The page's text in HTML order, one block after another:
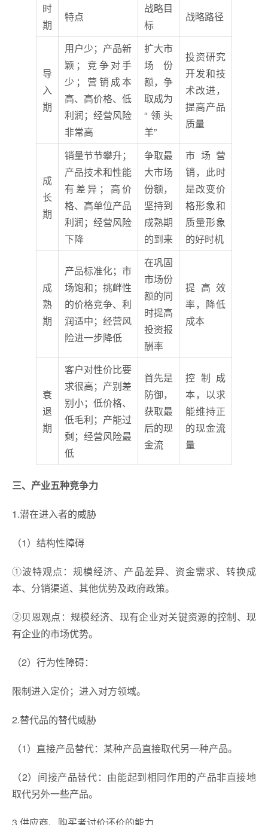
时
期
特点
战略目
标
战略路径
导
入
期
用户少；产品新
颖；竞争对手
少；营销成本
高、高价格、低
利润；经营风险
非常高
扩大市
场份
额，争
取成为
“领头
羊”
投资研究
开发和技
术改进，
提高产品
质量
成
长
期
销量节节攀升；
产品技术和性能
有差异；高价
格、高单位产品
利润；经营风险
下降
争取最
大市场
份额，
坚持到
成熟期
的到来
市场营
销，此时
是改变价
格形象和
质量形象
的好时机
成
熟
期
产品标准化；市
场饱和；挑衅性
的价格竞争、利
润适中；经营风
险进一步降低
在巩固
市场份
额的同
时提高
投资报
酬率
提高效
率，降低
成本
衰
退
期
客户对性价比要
求很高；产别差
别小；低价格、
低毛利；产能过
剩；经营风险最
低
首先是
防御，
获取最
后的现
金流
控制成
本，以求
能维持正
的现金流
量
三、产业五种竞争力
1.潜在进入者的威胁
（1）结构性障碍
①波特观点：规模经济、产品差异、资金需求、转换成
本、分销渠道、其他优势及政府政策。
②贝恩观点：规模经济、现有企业对关键资源的控制、现
有企业的市场优势。
（2）行为性障碍：
限制进入定价；进入对方领域。
2.替代品的替代威胁
（1）直接产品替代：某种产品直接取代另一种产品。
（2）间接产品替代：由能起到相同作用的产品非直接地
取代另外一些产品。
3.供应商、购买者讨价还价的能力